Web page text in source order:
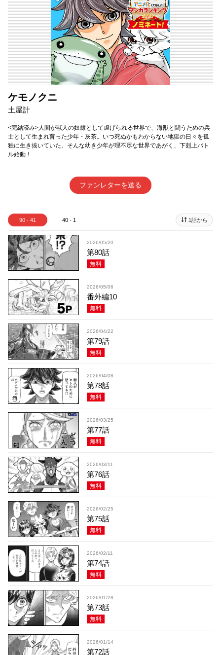
ケモノクニ
土屋計
<完結済み>人間が獣人の奴隷として虐げられる世界で、海獣と闘うための兵
士として生まれ育った少年・灰茶。いつ死ぬかもわからない地獄の日々を孤
独に生き抜いていた。そんな幼き少年が理不尽な世界であがく、下剋上バト
ル始動！
ファンレターを送る
90 - 41 40 - 1 1話から
2026/05/20
第80話
無料
2026/05/06
番外編10
無料
2026/04/22
第79話
無料
2026/04/08
第78話
無料
2026/03/25
第77話
無料
2026/03/11
第76話
無料
2026/02/25
第75話
無料
2026/02/11
第74話
無料
2026/01/28
第73話
無料
2026/01/14
第72話